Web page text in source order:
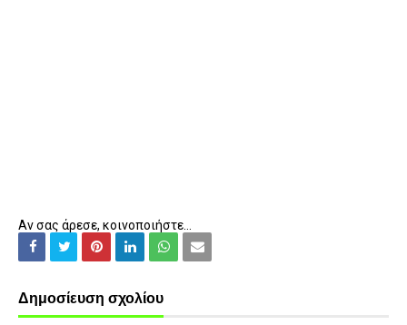
Αν σας άρεσε, κοινοποιήστε...
Δημοσίευση σχολίου